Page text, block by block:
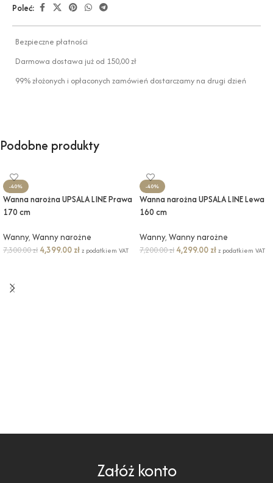
Poleć:
Bezpieczne płatności
Darmowa dostawa już od 150,00 zł
99% złożonych i opłaconych zamówień dostarczamy na drugi dzień
Podobne produkty
-40%
Wanna narożna UPSALA LINE Prawa
170 cm
Wanny, Wanny narożne
7,300.00zł 4,399.00 złz podatkiem VAT
-40%
Wanna narożna UPSALA LINE Lewa
160 cm
Wanny, Wanny narożne
7,200.00zł 4,299.00 złz podatkiem VAT
Załóż konto